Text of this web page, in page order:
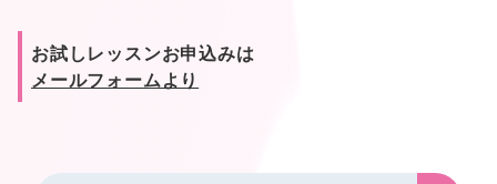
お試しレッスンお申込みは
メールフォームより